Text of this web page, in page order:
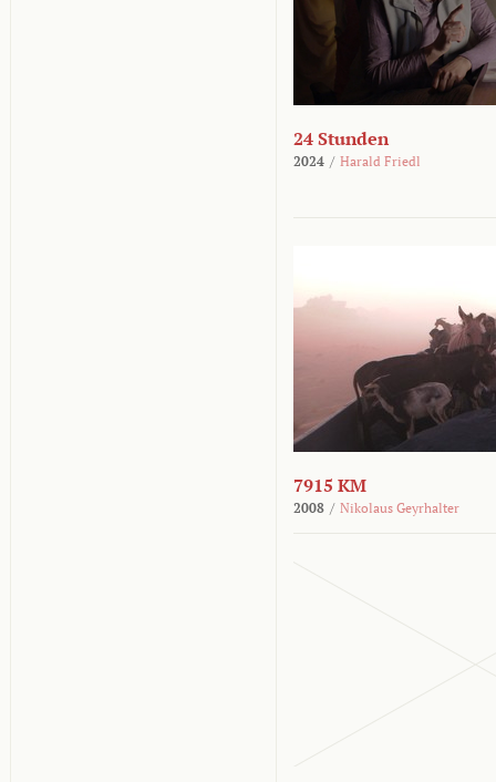
24 Stunden
2024 / Harald Friedl
7915 KM
2008 / Nikolaus Geyrhalter